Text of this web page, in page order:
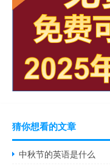
猜你想看的文章
中秋节的英语是什么